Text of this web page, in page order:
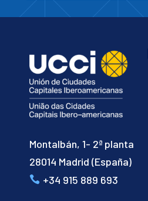
Montalbán, 1- 2ª planta
28014 Madrid (España)
+34 915 889 693